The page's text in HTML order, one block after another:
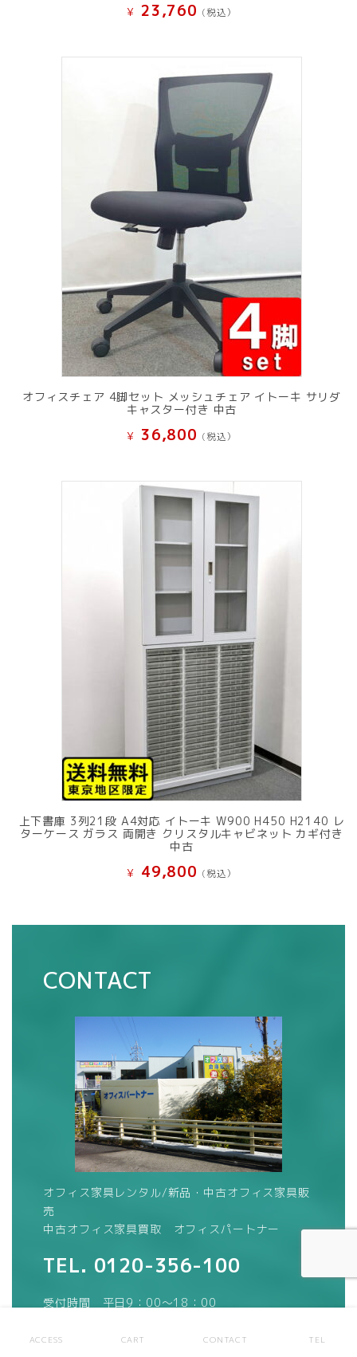
¥ 23,760 (税込）
オフィスチェア 4脚セット メッシュチェア イトーキ サリダ
キャスター付き 中古
¥ 36,800 (税込）
上下書庫 3列21段 A4対応 イトーキ W900 H450 H2140 レ
ターケース ガラス 両開き クリスタルキャビネット カギ付き
中古
¥ 49,800 (税込）
CONTACT
オフィス家具レンタル/新品・中古オフィス家具販
売
中古オフィス家具買取 オフィスパートナー
TEL. 0120-356-100
受付時間 平日9：00～18：00
ACCESS CART CONTACT TEL